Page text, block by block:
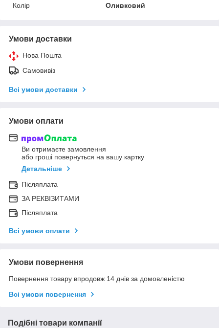
Колір
Оливковий
Умови доставки
Нова Пошта
Самовивіз
Всі умови доставки
Умови оплати
Ви отримаєте замовлення
або гроші повернуться на вашу картку
Детальніше
Післяплата
ЗА РЕКВІЗИТАМИ
Післяплата
Всі умови оплати
Умови повернення
Повернення товару впродовж 14 днів за домовленістю
Всі умови повернення
Подібні товари компанії